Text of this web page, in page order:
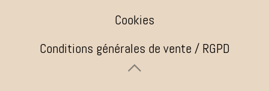
Cookies
Conditions générales de vente / RGPD